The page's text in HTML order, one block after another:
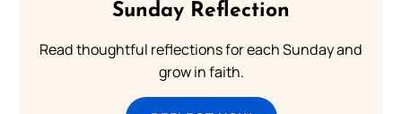
Sunday Reflection
Read thoughtful reflections for each Sunday and
grow in faith.